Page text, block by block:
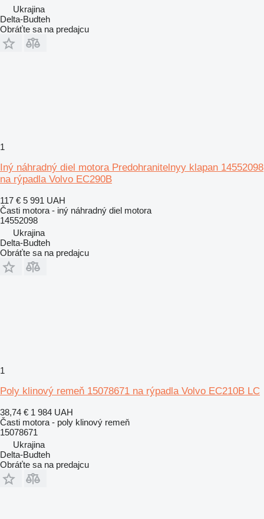
Ukrajina
Delta-Budteh
Obráťte sa na predajcu
1
Iný náhradný diel motora Predohranitelnyy klapan 14552098
na rýpadla Volvo EC290B
117 € 5 991 UAH
Časti motora - iný náhradný diel motora
14552098
Ukrajina
Delta-Budteh
Obráťte sa na predajcu
1
Poly klinový remeň 15078671 na rýpadla Volvo EC210B LC
38,74 € 1 984 UAH
Časti motora - poly klinový remeň
15078671
Ukrajina
Delta-Budteh
Obráťte sa na predajcu